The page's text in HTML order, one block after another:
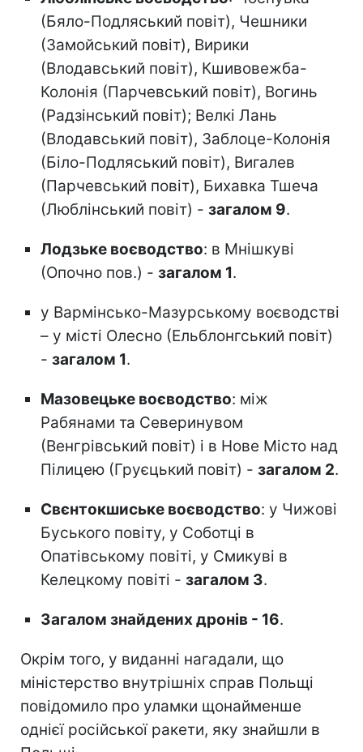
(Бяло-Подляський повіт), Чешники
(Замойський повіт), Вирики
(Влодавський повіт), Кшивовежба-
Колонія (Парчевський повіт), Вогинь
(Радзінський повіт); Велкі Лань
(Влодавський повіт), Заблоце-Колонія
(Біло-Подляський повіт), Вигалев
(Парчевський повіт), Бихавка Тшеча
(Люблінський повіт) - загалом 9.
Лодзьке воєводство: в Мнішкуві
(Опочно пов.) - загалом 1.
у Вармінсько-Мазурському воєводстві
– у місті Олесно (Ельблонгський повіт)
- загалом 1.
Мазовецьке воєводство: між
Рабянами та Северинувом
(Венгрівський повіт) і в Нове Місто над
Пілицею (Груєцький повіт) - загалом 2.
Свєнтокшиське воєводство: у Чижові
Буського повіту, у Соботці в
Опатівському повіті, у Смикуві в
Келецкому повіті - загалом 3.
Загалом знайдених дронів - 16.
Окрім того, у виданні нагадали, що
міністерство внутрішніх справ Польщі
повідомило про уламки щонайменше
однієї російської ракети, яку знайшли в